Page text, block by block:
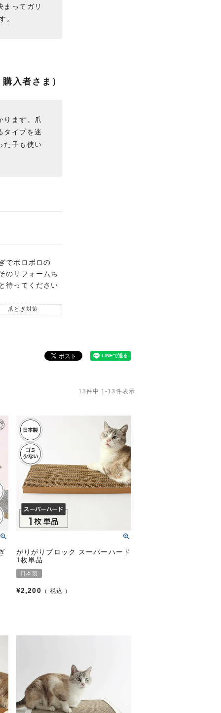
まってガリ
。
入者さま）
ります。爪
タイプを迷
た子も使い
でボロボロの
のリフォームち
待ってください
爪とぎ対策
13件中 1-13 件表示
がりがりブロック スーパーハード
1枚単品
日本製
¥2,200 税込